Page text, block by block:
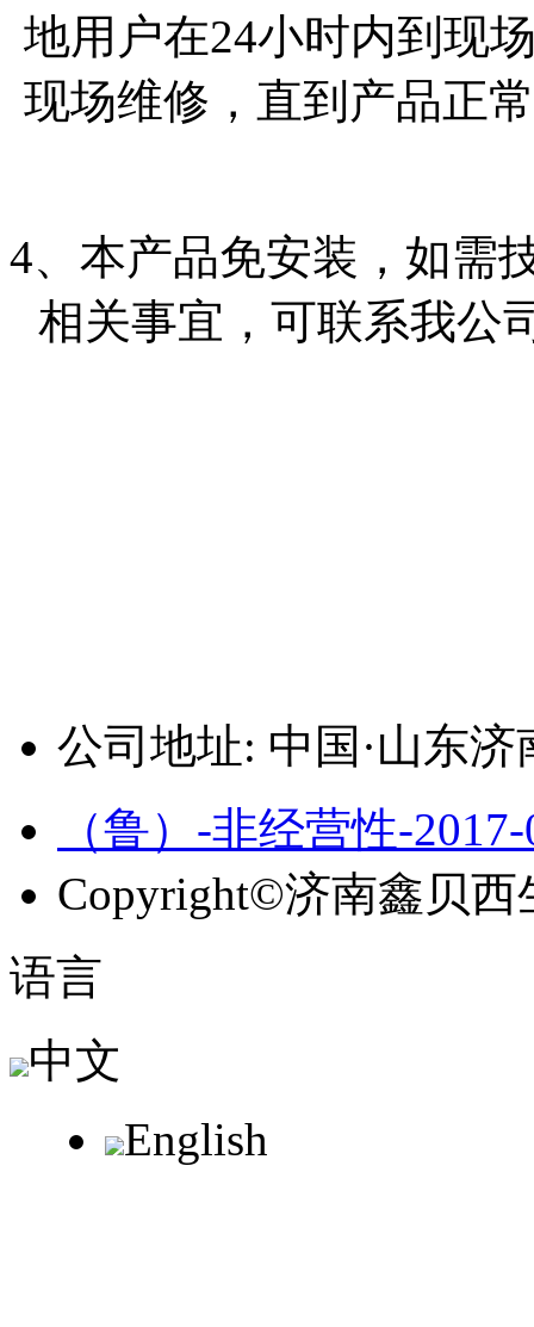
地用户在24小时内到现
现场维修，直到产品正
4、本产品免安装，如需
相关事宜，可联系我公
公司地址: 中国·山东
（鲁）-非经营性-
Copyright©济南鑫贝西
语言
中文
English